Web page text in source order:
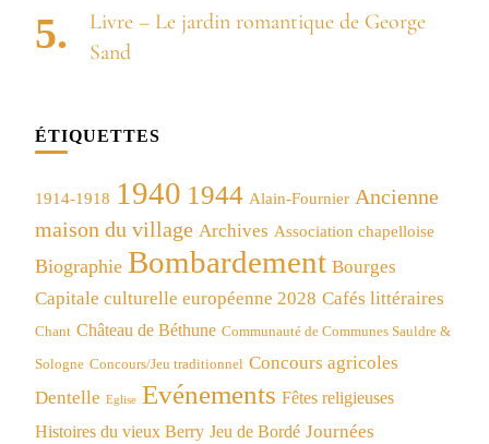
Livre – Le jardin romantique de George
Sand
ÉTIQUETTES
1914-1918 1940 1944 Alain-Fournier Ancienne
maison du village Archives Association chapelloise
Biographie Bombardement Bourges
Capitale culturelle européenne 2028 Cafés littéraires
Chant Château de Béthune Communauté de Communes Sauldre &
Sologne Concours/Jeu traditionnel Concours agricoles
Dentelle Eglise Evénements Fêtes religieuses
Histoires du vieux Berry Jeu de Bordé Journées